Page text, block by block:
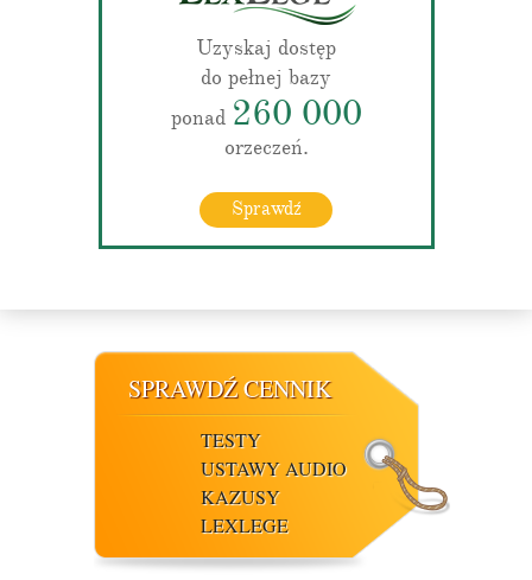
Uzyskaj dostęp
do pełnej bazy
ponad 260 000
orzeczeń.
Sprawdź
SPRAWDŹ CENNIK
TESTY
USTAWY AUDIO
KAZUSY
LEXLEGE